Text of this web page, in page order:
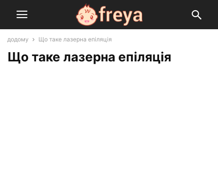
додому Що таке лазерна епіляція
Що таке лазерна епіляція